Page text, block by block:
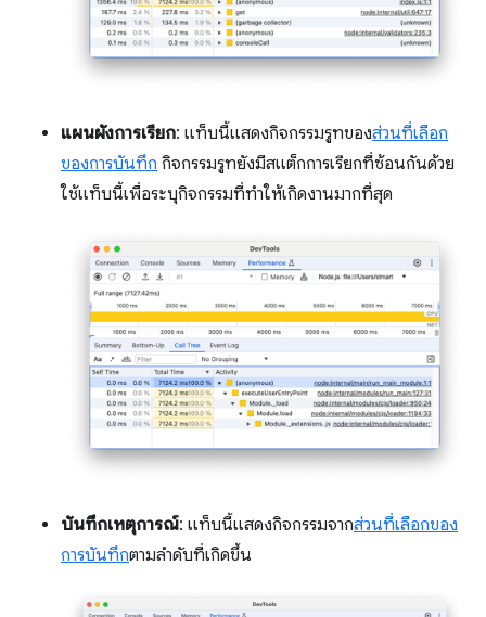
แผนผังการเรียก: แท็บนี้แสดงกิจกรรมรูทของส่วนที่เลือก
ของการบันทึก กิจกรรมรูทยังมีสแต็กการเรียกที่ซ้อนกันด้วย
ใช้แท็บนี้เพื่อระบุกิจกรรมที่ทำให้เกิดงานมากที่สุด
บันทึกเหตุการณ์: แท็บนี้แสดงกิจกรรมจากส่วนที่เลือกของ
การบันทึกตามลำดับที่เกิดขึ้น